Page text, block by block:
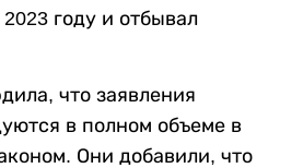
году и отбывал
что заявления
в полном объеме в
Они добавили, что